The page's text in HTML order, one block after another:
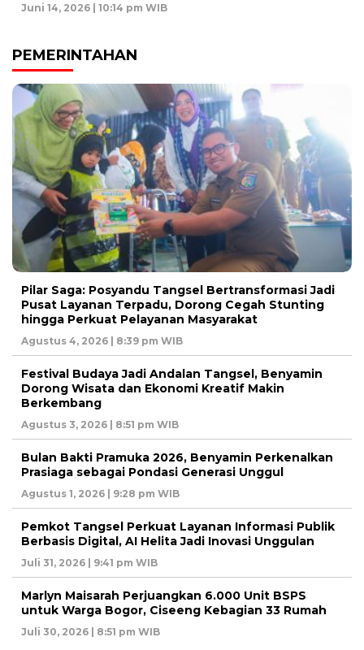
Juni 14, 2026 | 10:14 pm WIB
PEMERINTAHAN
Pilar Saga: Posyandu Tangsel Bertransformasi Jadi
Pusat Layanan Terpadu, Dorong Cegah Stunting
hingga Perkuat Pelayanan Masyarakat
Agustus 4, 2026 | 8:39 pm WIB
Festival Budaya Jadi Andalan Tangsel, Benyamin
Dorong Wisata dan Ekonomi Kreatif Makin
Berkembang
Agustus 3, 2026 | 8:51 pm WIB
Bulan Bakti Pramuka 2026, Benyamin Perkenalkan
Prasiaga sebagai Pondasi Generasi Unggul
Agustus 1, 2026 | 9:28 pm WIB
Pemkot Tangsel Perkuat Layanan Informasi Publik
Berbasis Digital, AI Helita Jadi Inovasi Unggulan
Juli 31, 2026 | 9:41 pm WIB
Marlyn Maisarah Perjuangkan 6.000 Unit BSPS
untuk Warga Bogor, Ciseeng Kebagian 33 Rumah
Juli 30, 2026 | 8:51 pm WIB